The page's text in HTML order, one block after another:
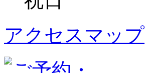
アクセスマップ